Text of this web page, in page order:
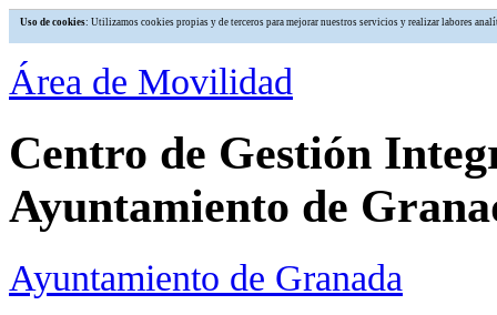
Uso de cookies: Utilizamos cookies propias y de terceros para mejorar nuestros servicios y realizar labores
Área de Movilidad
Centro de Gestión
Ayuntamiento de
Ayuntamiento de Granada